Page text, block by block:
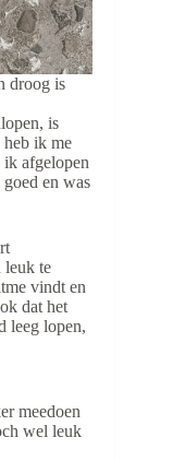
droog is
is
ik me
afgelopen
en was
leuk te
vindt en
dat het
leeg lopen,
meedoen
wel leuk